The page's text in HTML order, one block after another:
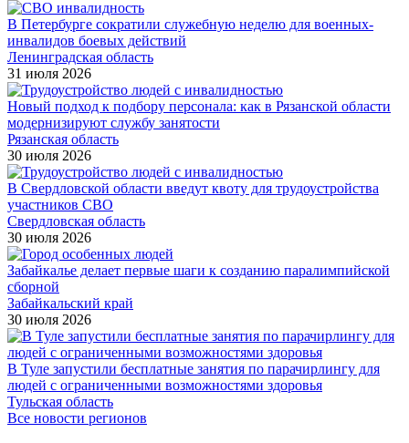
В Петербурге сократили служебную неделю для военных-
инвалидов боевых действий
Ленинградская область
31 июля 2026
Новый подход к подбору персонала: как в Рязанской области
модернизируют службу занятости
Рязанская область
30 июля 2026
В Свердловской области введут квоту для трудоустройства
участников СВО
Свердловская область
30 июля 2026
Забайкалье делает первые шаги к созданию паралимпийской
сборной
Забайкальский край
30 июля 2026
В Туле запустили бесплатные занятия по парачирлингу для
людей с ограниченными возможностями здоровья
Тульская область
Все новости регионов